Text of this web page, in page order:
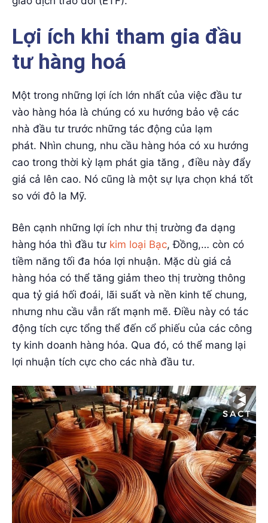
Lợi ích khi tham gia đầu
tư hàng hoá
Một trong những lợi ích lớn nhất của việc đầu tư
vào hàng hóa là chúng có xu hướng bảo vệ các
nhà đầu tư trước những tác động của lạm
phát. Nhìn chung, nhu cầu hàng hóa có xu hướng
cao trong thời kỳ lạm phát gia tăng , điều này đẩy
giá cả lên cao. Nó cũng là một sự lựa chọn khá tốt
so với đô la Mỹ.
Bên cạnh những lợi ích như thị trường đa dạng
hàng hóa thì đầu tư kim loại Bạc, Đồng,… còn có
tiềm năng tối đa hóa lợi nhuận. Mặc dù giá cả
hàng hóa có thể tăng giảm theo thị trường thông
qua tỷ giá hối đoái, lãi suất và nền kinh tế chung,
nhưng nhu cầu vẫn rất mạnh mẽ. Điều này có tác
động tích cực tổng thể đến cổ phiếu của các công
ty kinh doanh hàng hóa. Qua đó, có thể mang lại
lợi nhuận tích cực cho các nhà đầu tư.